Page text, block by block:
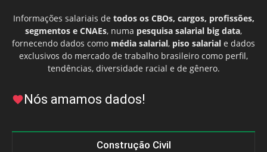
Informações salariais de todos os CBOs, cargos, profissões,
segmentos e CNAEs, numa pesquisa salarial big data,
fornecendo dados como média salarial, piso salarial e dados
exclusivos do mercado de trabalho brasileiro como perfil,
tendências, diversidade racial e de gênero.
Nós amamos dados!
Construção Civil